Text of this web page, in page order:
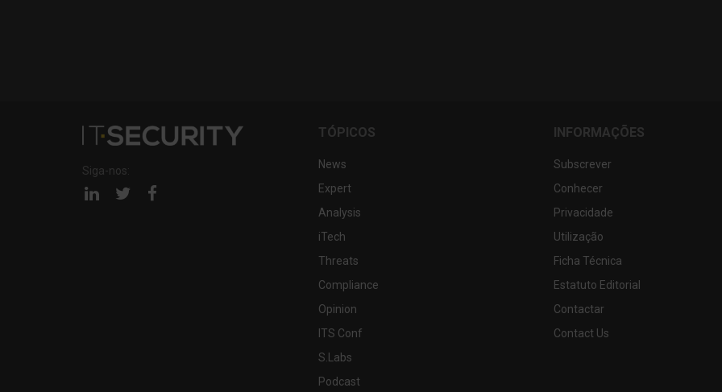
Siga-nos:
Página Página
TÓPICOS
News
Expert
Analysis
iTech
Threats
Compliance
Opinion
ITS Conf
S.Labs
Podcast
INFORMAÇÕES
Subscrever
Conhecer
Privacidade
Utilização
Ficha Técnica
Estatuto Editorial
Contactar
Contact Us